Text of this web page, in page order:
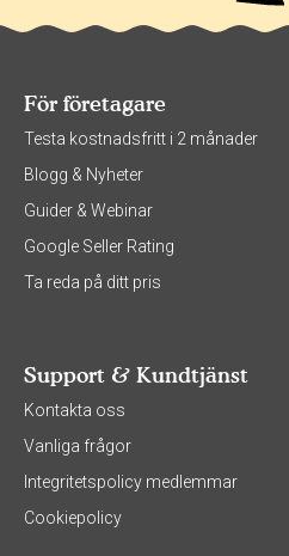
För företagare
Testa kostnadsfritt i 2 månader
Blogg & Nyheter
Guider & Webinar
Google Seller Rating
Ta reda på ditt pris
Support & Kundtjänst
Kontakta oss
Vanliga frågor
Integritetspolicy medlemmar
Cookiepolicy